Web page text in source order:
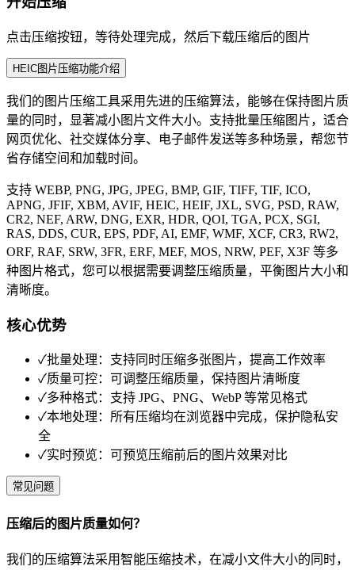
点击压缩按钮，等待处理完成，然后下载压缩后的图片
HEIC图片压缩功能介绍
我们的图片压缩工具采用先进的压缩算法，能够在保持图片质
量的同时，显著减小图片文件大小。支持批量压缩图片，适合
网页优化、社交媒体分享、电子邮件发送等多种场景，帮您节
省存储空间和加载时间。
支持 WEBP, PNG, JPG, JPEG, BMP, GIF, TIFF, TIF, ICO,
APNG, JFIF, XBM, AVIF, HEIC, HEIF, JXL, SVG, PSD, RAW,
CR2, NEF, ARW, DNG, EXR, HDR, QOI, TGA, PCX, SGI,
RAS, DDS, CUR, EPS, PDF, AI, EMF, WMF, XCF, CR3, RW2,
ORF, RAF, SRW, 3FR, ERF, MEF, MOS, NRW, PEF, X3F 等多
种图片格式，您可以根据需要调整压缩质量，平衡图片大小和
清晰度。
核心优势
✓批量处理：支持同时压缩多张图片，提高工作效率
✓质量可控：可调整压缩质量，保持图片清晰度
✓多种格式：支持 JPG、PNG、WebP 等常见格式
✓本地处理：所有压缩均在浏览器中完成，保护隐私安
全
✓实时预览：可预览压缩前后的图片效果对比
常见问题
压缩后的图片质量如何？
我们的压缩算法采用智能压缩技术，在减小文件大小的同时，